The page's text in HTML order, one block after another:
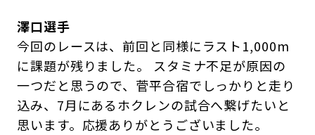
澤口選手
今回のレースは、前回と同様にラスト1,000m
に課題が残りました。 スタミナ不足が原因の
一つだと思うので、菅平合宿でしっかりと走り
込み、7月にあるホクレンの試合へ繋げたいと
思います。応援ありがとうございました。